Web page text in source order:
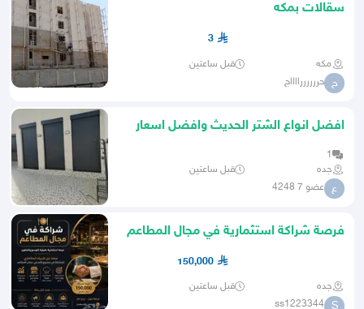
سقالات بمكه
3
مكه قبل ساعتين
ح حررررررااااج
افضل انواع الشتر الحديث وافضل اسعار
1
جده
قبل ساعتين
ع عضو 7 4248
فرصة شراكة استثمارية في مجال المطاعم
150,000
جده قبل ساعتين
ss1223344